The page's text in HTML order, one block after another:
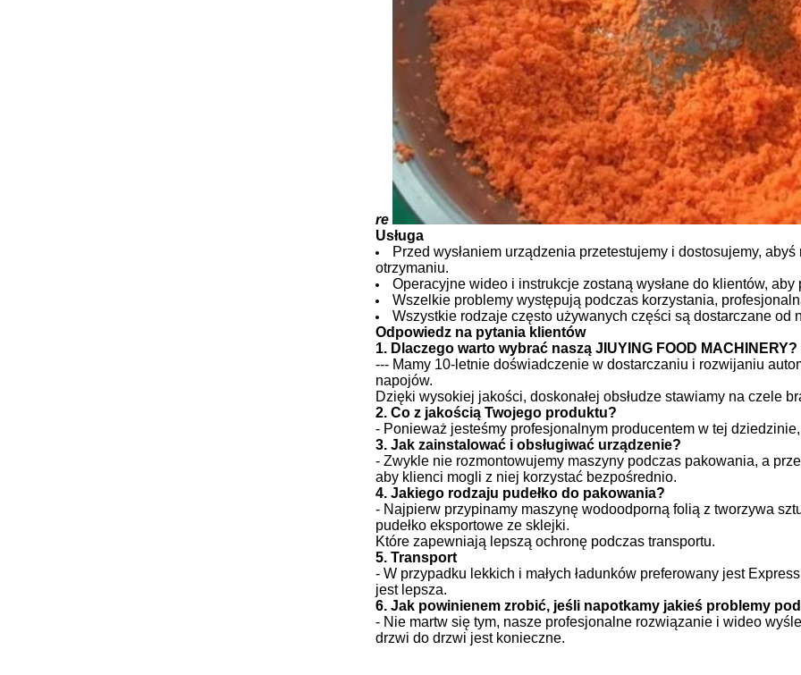
re
Usługa
Przed wysłaniem urządzenia przetestujemy i dostosujemy,
otrzymaniu.
Operacyjne wideo i instrukcje zostaną wysłane do klientów,
Wszelkie problemy występują podczas korzystania,
Wszystkie rodzaje często używanych części są dostarczane od
Odpowiedz na pytania klientów
1. Dlaczego warto wybrać naszą JIUYING FOOD MACHINERY?
--- Mamy 10-letnie doświadczenie w dostarczaniu i rozwijaniu
napojów.
Dzięki wysokiej jakości, doskonałej obsłudze stawiamy na czele
2. Co z jakością Twojego produktu?
- Ponieważ jesteśmy profesjonalnym producentem w tej
3. Jak zainstalować i obsługiwać urządzenie?
- Zwykle nie rozmontowujemy maszyny podczas pakowania, a
aby klienci mogli z niej korzystać bezpośrednio.
4. Jakiego rodzaju pudełko do pakowania?
- Najpierw przypinamy maszynę wodoodporną folią z tworzywa
pudełko eksportowe ze sklejki.
Które zapewniają lepszą ochronę podczas transportu.
5. Transport
- W przypadku lekkich i małych ładunków preferowany jest
jest lepsza.
6. Jak powinienem zrobić, jeśli napotkamy jakieś problemy
- Nie martw się tym, nasze profesjonalne rozwiązanie i wideo
drzwi do drzwi jest konieczne.